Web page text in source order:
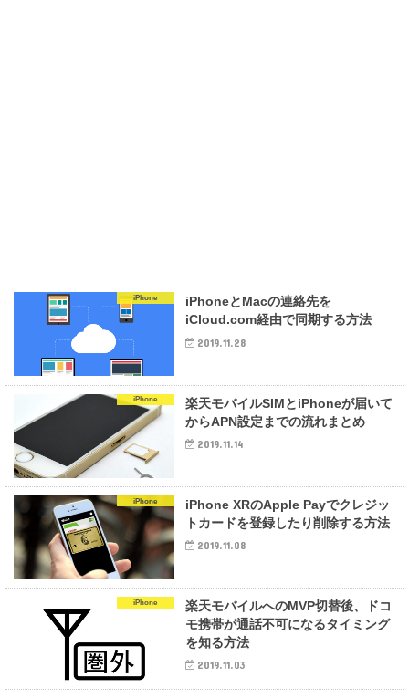
iPhone
iPhoneとMacの連絡先を
iCloud.com経由で同期する方法
2019.11.28
iPhone
楽天モバイルSIMとiPhoneが届いて
からAPN設定までの流れまとめ
2019.11.14
iPhone
iPhone XRのApple Payでクレジッ
トカードを登録したり削除する方法
2019.11.08
iPhone
楽天モバイルへのMVP切替後、ドコ
モ携帯が通話不可になるタイミング
を知る方法
2019.11.03